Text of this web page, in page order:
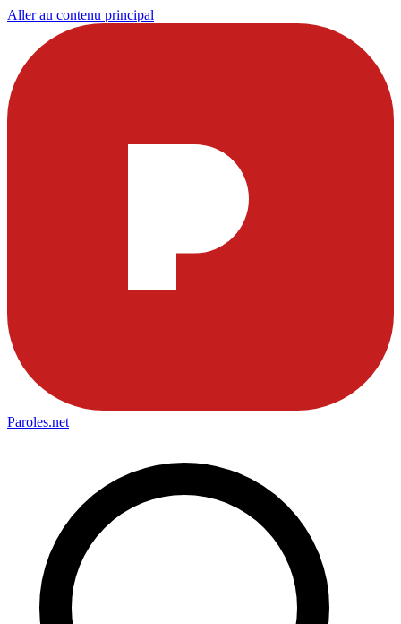
Aller au contenu principal
Paroles.net